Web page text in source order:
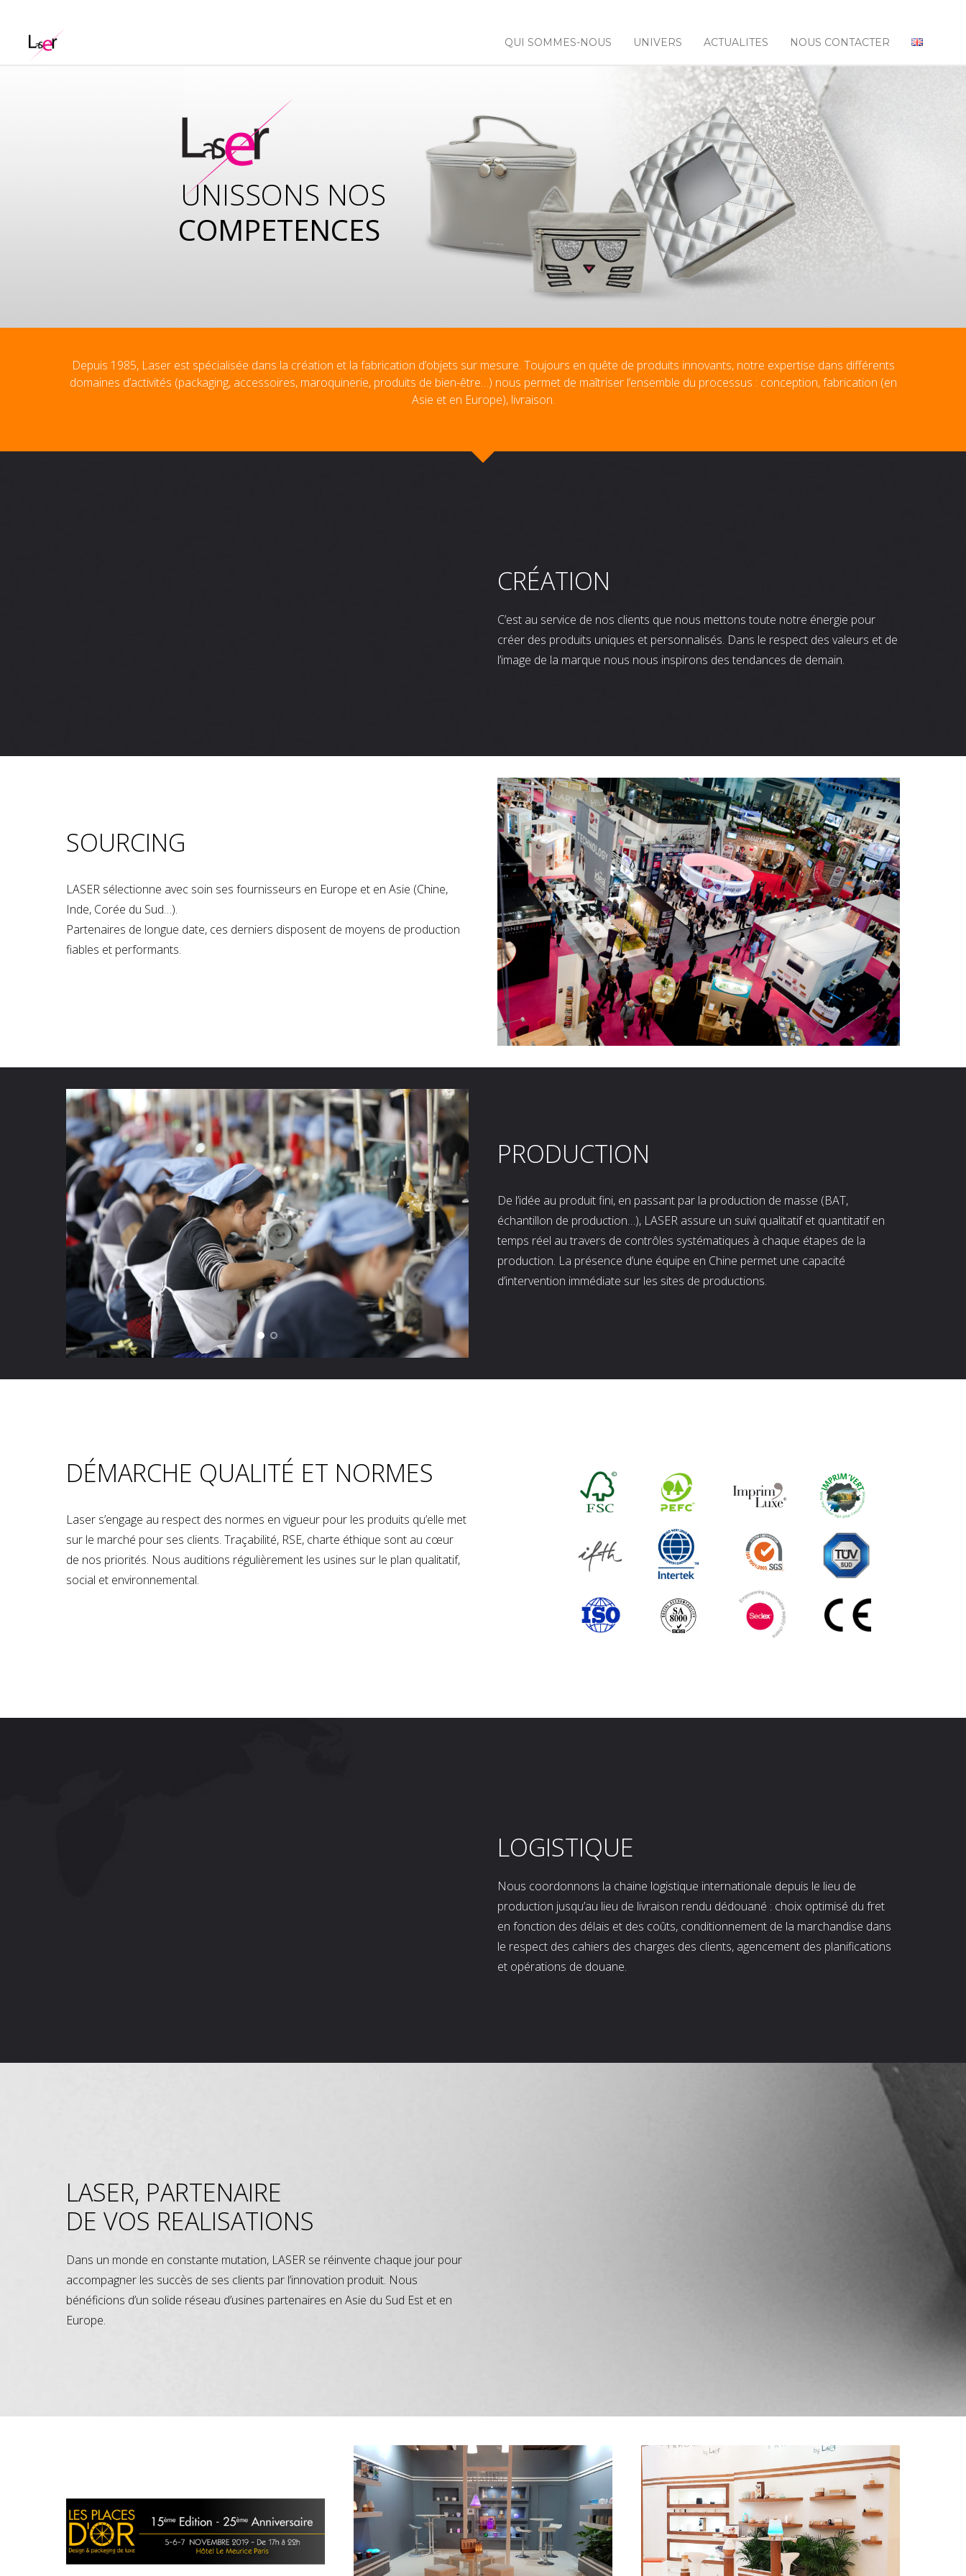
QUI SOMMES-NOUS UNIVERS ACTUALITES NOUS CONTACTER
COMPETENCES
UNISSONS NOS
Depuis 1985, Laser est spécialisée dans la création et la fabrication d’objets sur mesure. Toujours en quête de produits innovants, notre expertise dans différents
domaines d’activités (packaging, accessoires, maroquinerie, produits de bien-être…) nous permet de maîtriser l’ensemble du processus : conception, fabrication (en
Asie et en Europe), livraison.
CRÉATION
C’est au service de nos clients que nous mettons toute notre énergie pour
créer des produits uniques et personnalisés. Dans le respect des valeurs et de
l’image de la marque nous nous inspirons des tendances de demain.
SOURCING
LASER sélectionne avec soin ses fournisseurs en Europe et en Asie (Chine,
Inde, Corée du Sud…).
Partenaires de longue date, ces derniers disposent de moyens de production
fiables et performants.
PRODUCTION
De l’idée au produit fini, en passant par la production de masse (BAT,
échantillon de production…), LASER assure un suivi qualitatif et quantitatif en
temps réel au travers de contrôles systématiques à chaque étapes de la
production. La présence d’une équipe en Chine permet une capacité
d’intervention immédiate sur les sites de productions.
DÉMARCHE QUALITÉ ET NORMES
Laser s’engage au respect des normes en vigueur pour les produits qu’elle met
sur le marché pour ses clients. Traçabilité, RSE, charte éthique sont au cœur
de nos priorités. Nous auditions régulièrement les usines sur le plan qualitatif,
social et environnemental.
LOGISTIQUE
Nous coordonnons la chaine logistique internationale depuis le lieu de
production jusqu’au lieu de livraison rendu dédouané : choix optimisé du fret
en fonction des délais et des coûts, conditionnement de la marchandise dans
le respect des cahiers des charges des clients, agencement des planifications
et opérations de douane.
LASER, PARTENAIRE
DE VOS REALISATIONS
Dans un monde en constante mutation, LASER se réinvente chaque jour pour
accompagner les succès de ses clients par l’innovation produit. Nous
bénéficions d’un solide réseau d’usines partenaires en Asie du Sud Est et en
Europe.